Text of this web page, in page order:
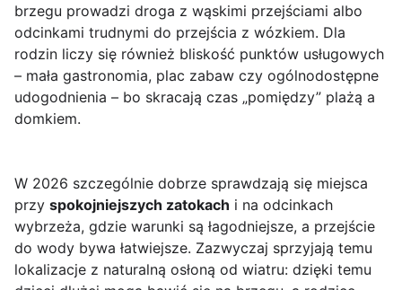
brzegu prowadzi droga z wąskimi przejściami albo
odcinkami trudnymi do przejścia z wózkiem. Dla
rodzin liczy się również bliskość punktów usługowych
– mała gastronomia, plac zabaw czy ogólnodostępne
udogodnienia – bo skracają czas „pomiędzy” plażą a
domkiem.
W 2026 szczególnie dobrze sprawdzają się miejsca
przy spokojniejszych zatokach i na odcinkach
wybrzeża, gdzie warunki są łagodniejsze, a przejście
do wody bywa łatwiejsze. Zazwyczaj sprzyjają temu
lokalizacje z naturalną osłoną od wiatru: dzięki temu